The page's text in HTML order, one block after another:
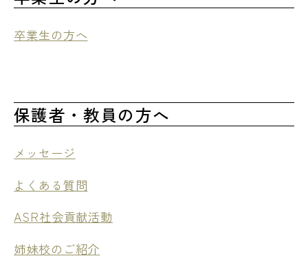
卒業生の方へ
保護者・教員の方へ
メッセージ
よくある質問
ASR社会貢献活動
姉妹校のご紹介